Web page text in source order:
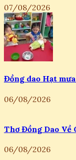
07/08/2026
Đồng dao Hạt
06/08/2026
Thơ Đồng Dao Về
06/08/2026